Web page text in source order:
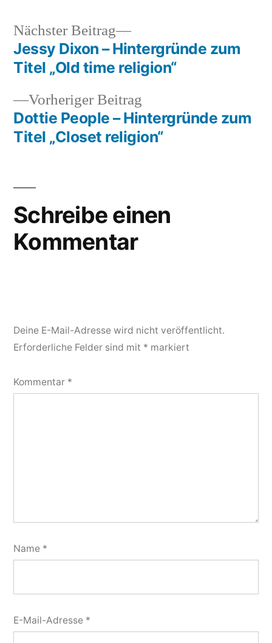
Beitragsnavigation
Vorheriger Beitrag
Beitrag:
Dottie People – Hintergründe zum
Titel „Closet religion“
Nächster Beitrag
Nächster
Beitrag:
Jessy Dixon – Hintergründe zum
Titel „Old time religion“
Schreibe einen
Kommentar
Deine E-Mail-Adresse wird nicht veröffentlicht.
Erforderliche Felder sind mit * markiert
Kommentar *
Name *
E-Mail-Adresse *